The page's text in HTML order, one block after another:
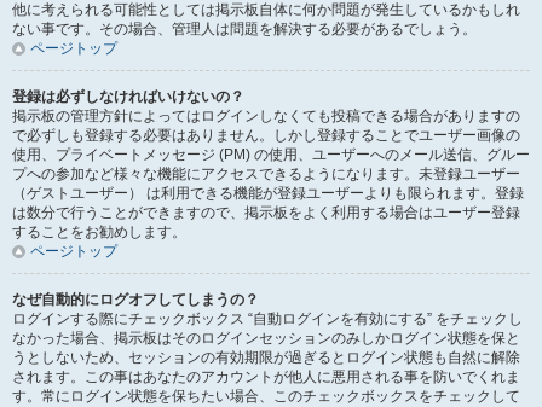
他に考えられる可能性としては掲示板自体に何か問題が発生しているかもしれ
ない事です。その場合、管理人は問題を解決する必要があるでしょう。
ページトップ
登録は必ずしなければいけないの？
掲示板の管理方針によってはログインしなくても投稿できる場合がありますの
で必ずしも登録する必要はありません。しかし登録することでユーザー画像の
使用、プライベートメッセージ (PM) の使用、ユーザーへのメール送信、グルー
プへの参加など様々な機能にアクセスできるようになります。未登録ユーザー
（ゲストユーザー） は利用できる機能が登録ユーザーよりも限られます。登録
は数分で行うことができますので、掲示板をよく利用する場合はユーザー登録
することをお勧めします。
ページトップ
なぜ自動的にログオフしてしまうの？
ログインする際にチェックボックス “自動ログインを有効にする” をチェックし
なかった場合、掲示板はそのログインセッションのみしかログイン状態を保と
うとしないため、セッションの有効期限が過ぎるとログイン状態も自然に解除
されます。この事はあなたのアカウントが他人に悪用される事を防いでくれま
す。常にログイン状態を保ちたい場合、このチェックボックスをチェックして